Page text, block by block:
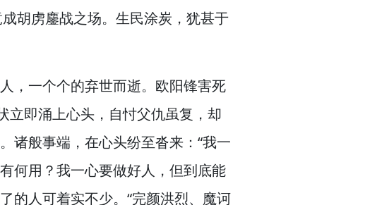
胡虏鏖战之场。 生民涂炭， 犹甚于
， 一个个的弃世而逝。 欧阳锋害死
立即涌上心头， 自忖父仇虽复， 却
诸般事端， 在心头纷至沓来：“我一
何用？我一心要做好人， 但到底能
的人可着实不少。 “完颜洪烈、魔诃